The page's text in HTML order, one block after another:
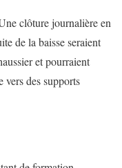
clôture journalière en
de la baisse seraient
et pourraient
des supports